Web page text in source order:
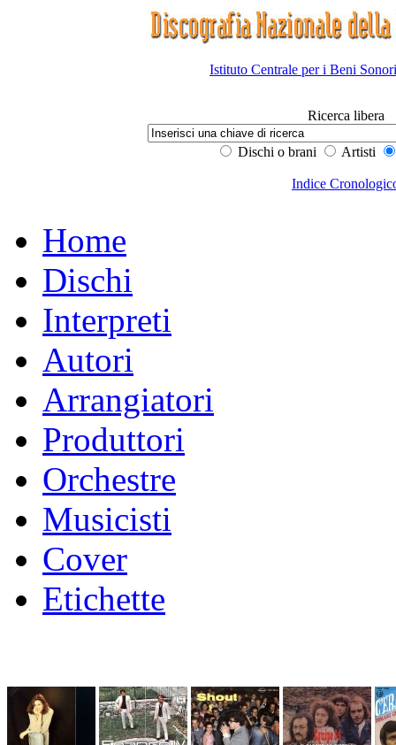
Istituto Centrale per i Beni
Ricerca libera
Dischi o brani Artisti
Indice
Home
Dischi
Interpreti
Autori
Arrangiatori
Produttori
Orchestre
Musicisti
Cover
Etichette